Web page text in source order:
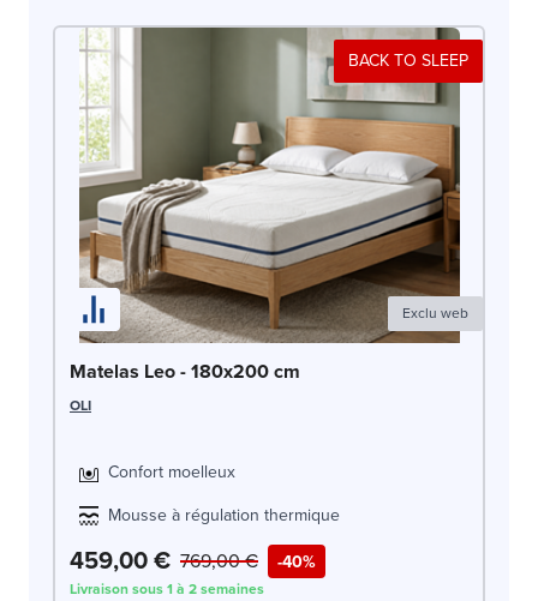
BACK TO SLEEP
Exclu web
Matelas Leo - 180x200 cm
OLI
Confort moelleux
Mousse à régulation thermique
459,00 € -40%
769,00 €
Livraison sous 1 à 2 semaines